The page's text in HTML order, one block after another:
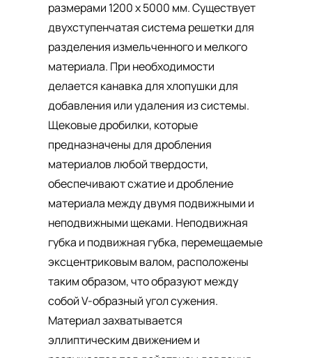
размерами 1200 х 5000 мм. Существует
двухступенчатая система решетки для
разделения измельченного и мелкого
материала. При необходимости
делается канавка для хлопушки для
добавления или удаления из системы.
Щековые дробилки, которые
предназначены для дробления
материалов любой твердости,
обеспечивают сжатие и дробление
материала между двумя подвижными и
неподвижными щеками. Неподвижная
губка и подвижная губка, перемещаемые
эксцентриковым валом, расположены
таким образом, что образуют между
собой V-образный угол сужения.
Материал захватывается
эллиптическим движением и